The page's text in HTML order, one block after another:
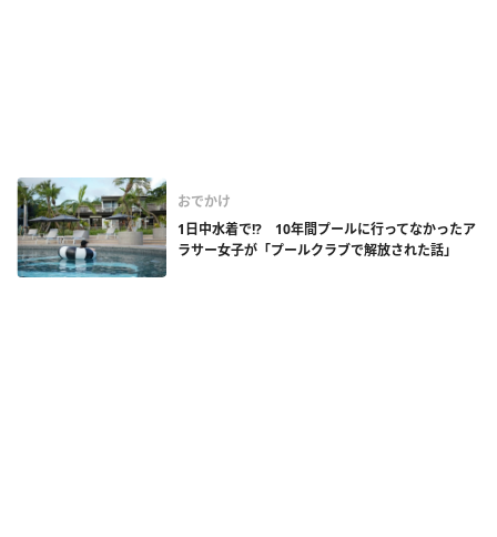
おでかけ
1日中水着で!? 10年間プールに行ってなかったア
ラサー女子が「プールクラブで解放された話」